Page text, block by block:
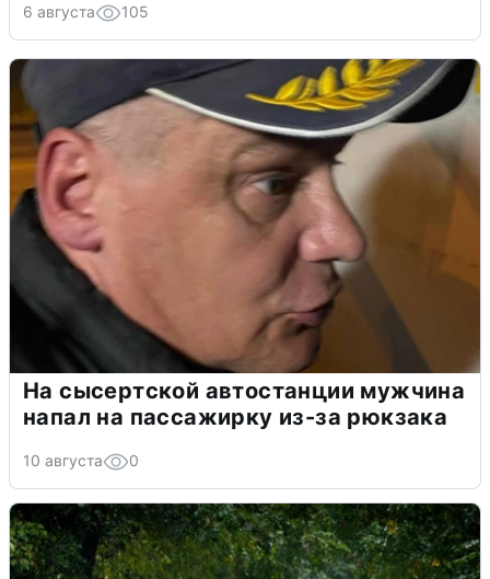
6 августа 105
На сысертской автостанции мужчина
напал на пассажирку из-за рюкзака
10 августа 0